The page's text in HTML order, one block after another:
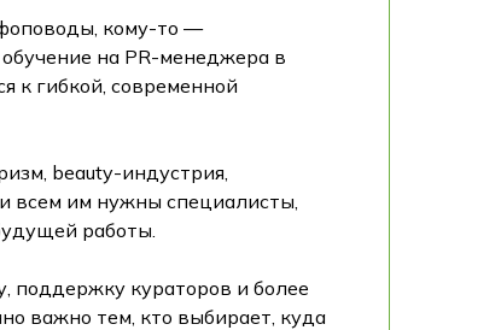
кому-то —
на PR-менеджера в
к гибкой, современной
beauty-индустрия,
всем им нужны специалисты,
работы.
поддержку кураторов и более
важно тем, кто выбирает, куда